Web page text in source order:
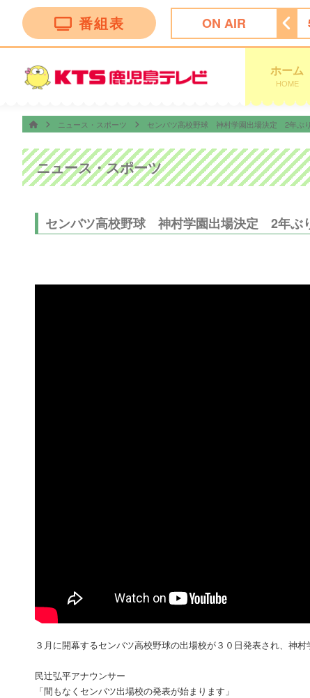
番組表 ON AIR
ピング 4:55 ビタブリッドジャパンテレビショッピング
ホーム
HOME
ニュース・スポーツ センバツ高校野球 神村学園出場決定 2年ぶ
ニュース・スポーツ
センバツ高校野球 神村学園出場決定 2年ぶ
３月に開幕するセンバツ高校野球の出場校が３０日発表され、神村
民辻弘平アナウンサー
「間もなくセンバツ出場校の発表が始まります」